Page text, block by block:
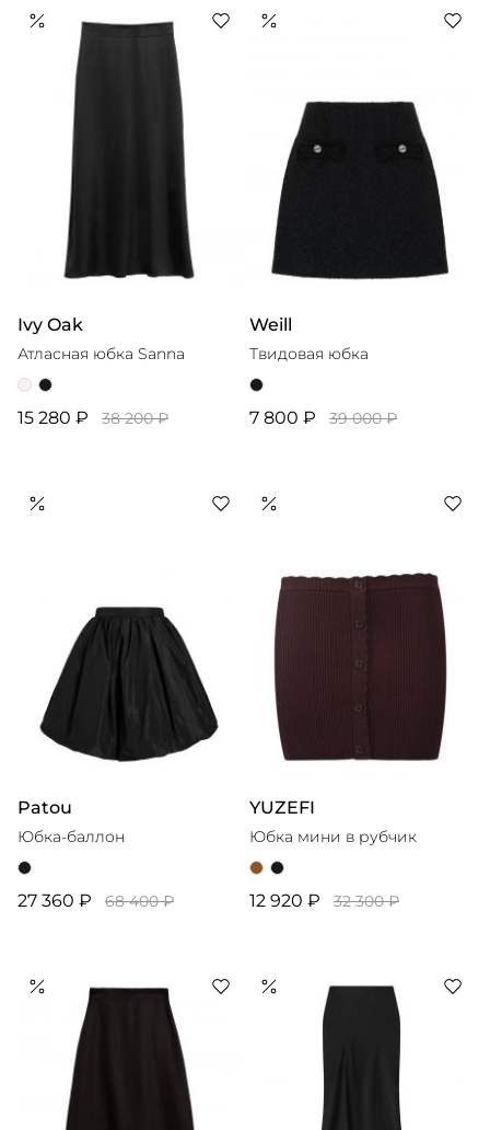
Ivy Oak
Атласная юбка Sanna
15 280 ₽ 38 200 ₽
Weill
Твидовая юбка
7 800 ₽ 39 000 ₽
Patou
Юбка-баллон
27 360 ₽ 68 400 ₽
YUZEFI
Юбка мини в рубчик
12 920 ₽ 32 300 ₽